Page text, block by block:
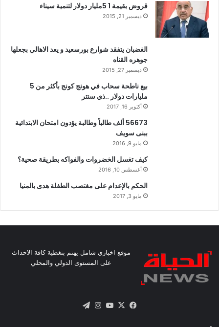
قروض بقيمة 1 5مليار دولار لتنمية سيناء
ديسمبر 21, 2015
الغضبان يتفقد شوارع بورسعيد و يعد الاهالي بجعلها
جوهره القناه
ديسمبر 27, 2015
بيع ناطحة سحاب في هونج كونج بأكثر من 5
مليارات دولار ..ذي سنتر
أكتوبر 16, 2017
56673 ألف طالباً وطالبة يؤدون امتحان الابتدائية
ببنى سويف
مايو 9, 2016
كيف تغسل الخضروات والفواكه بطريقة صحية؟
أغسطس 10, 2016
الحكم بالإعدام على مغتصب الطفلة هدى بالمنيا
مايو 3, 2017
موقع اخباري شامل يهتم بتغطية كافة الاحداث
على المستوى الدولي والمحلي
فيسبوك
X يوتيوبانستقرام